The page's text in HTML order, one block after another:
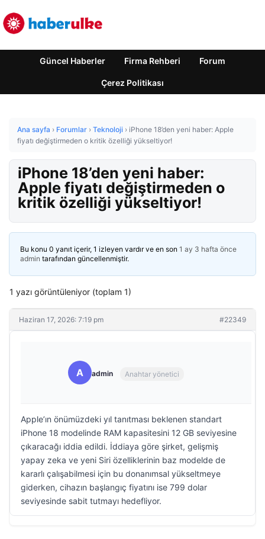
Güncel Haberler Firma Rehberi Forum
Çerez Politikası
Ana sayfa › Forumlar › Teknoloji › iPhone 18’den yeni haber: Apple
fiyatı değiştirmeden o kritik özelliği yükseltiyor!
iPhone 18’den yeni haber:
Apple fiyatı değiştirmeden o
kritik özelliği yükseltiyor!
Bu konu 0 yanıt içerir, 1 izleyen vardır ve en son 1 ay 3 hafta önce
admin tarafından güncellenmiştir.
1 yazı görüntüleniyor (toplam 1)
Haziran 17, 2026: 7:19 pm #22349
A admin Anahtar yönetici
Apple’ın önümüzdeki yıl tanıtması beklenen standart
iPhone 18 modelinde RAM kapasitesini 12 GB seviyesine
çıkaracağı iddia edildi. İddiaya göre şirket, gelişmiş
yapay zeka ve yeni Siri özelliklerinin baz modelde de
kararlı çalışabilmesi için bu donanımsal yükseltmeye
giderken, cihazın başlangıç fiyatını ise 799 dolar
seviyesinde sabit tutmayı hedefliyor.